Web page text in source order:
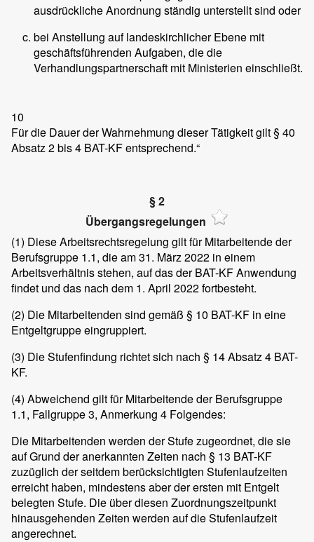
ausdrückliche Anordnung ständig unterstellt sind oder
bei Anstellung auf landeskirchlicher Ebene mit
geschäftsführenden Aufgaben, die die
Verhandlungspartnerschaft mit Ministerien einschließt.
10
Für die Dauer der Wahrnehmung dieser Tätigkeit gilt § 40
Absatz 2 bis 4 BAT-KF entsprechend.“
§ 2
Übergangsregelungen
(1) Diese Arbeitsrechtsregelung gilt für Mitarbeitende der
Berufsgruppe 1.1, die am 31. März 2022 in einem
Arbeitsverhältnis stehen, auf das der BAT-KF Anwendung
findet und das nach dem 1. April 2022 fortbesteht.
(2) Die Mitarbeitenden sind gemäß § 10 BAT-KF in eine
Entgeltgruppe eingruppiert.
(3) Die Stufenfindung richtet sich nach § 14 Absatz 4 BAT-
KF.
(4) Abweichend gilt für Mitarbeitende der Berufsgruppe
1.1, Fallgruppe 3, Anmerkung 4 Folgendes:
Die Mitarbeitenden werden der Stufe zugeordnet, die sie
auf Grund der anerkannten Zeiten nach § 13 BAT-KF
zuzüglich der seitdem berücksichtigten Stufenlaufzeiten
erreicht haben, mindestens aber der ersten mit Entgelt
belegten Stufe. Die über diesen Zuordnungszeitpunkt
hinausgehenden Zeiten werden auf die Stufenlaufzeit
angerechnet.